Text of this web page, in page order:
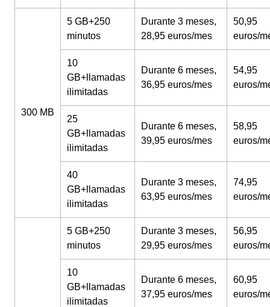
300 MB
5 GB+250
minutos
Durante 3 meses,
28,95 euros/mes
50,95
euros/
10
GB+llamadas
ilimitadas
Durante 6 meses,
36,95 euros/mes
54,95
euros/
25
GB+llamadas
ilimitadas
Durante 6 meses,
39,95 euros/mes
58,95
euros/
40
GB+llamadas
ilimitadas
Durante 3 meses,
63,95 euros/mes
74,95
euros/
5 GB+250
minutos
Durante 3 meses,
29,95 euros/mes
56,95
euros/
10
GB+llamadas
ilimitadas
Durante 6 meses,
37,95 euros/mes
60,95
euros/